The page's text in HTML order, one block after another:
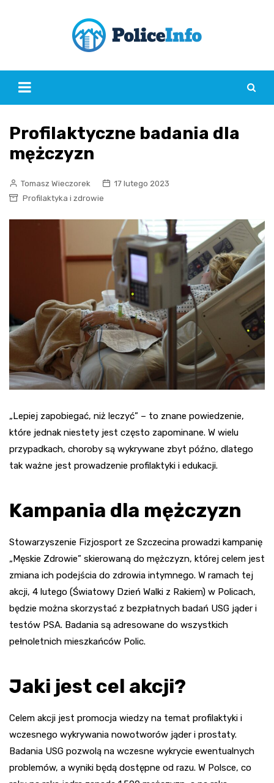
Profilaktyczne badania dla
mężczyzn
Tomasz Wieczorek
17 lutego 2023
Profilaktyka i zdrowie
„Lepiej zapobiegać, niż leczyć” – to znane powiedzenie,
które jednak niestety jest często zapominane. W wielu
przypadkach, choroby są wykrywane zbyt późno, dlatego
tak ważne jest prowadzenie profilaktyki i edukacji.
Kampania dla mężczyzn
Stowarzyszenie Fizjosport ze Szczecina prowadzi kampanię
„Męskie Zdrowie” skierowaną do mężczyzn, której celem jest
zmiana ich podejścia do zdrowia intymnego. W ramach tej
akcji, 4 lutego (Światowy Dzień Walki z Rakiem) w Policach,
będzie można skorzystać z bezpłatnych badań USG jąder i
testów PSA. Badania są adresowane do wszystkich
pełnoletnich mieszkańców Polic.
Jaki jest cel akcji?
Celem akcji jest promocja wiedzy na temat profilaktyki i
wczesnego wykrywania nowotworów jąder i prostaty.
Badania USG pozwolą na wczesne wykrycie ewentualnych
problemów, a wyniki będą dostępne od razu. W Polsce, co